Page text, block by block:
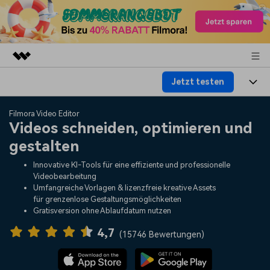
Dienstprogramme
Business
Überblick
Lösungen
Über uns
Presseraum
Support
Jetzt testen
Produkte
Plattformen
Funktionen
Assets
KI
Video/Foto
Audio
Lösungen
Video-Lösungen
Ressourcen
Video-Prompts
Über 100 heiße Video-
Meisterkurs
Beherrschen Sie
Hilfe-Center
Erste Schritte
Filmora Video Editor
Videos schneiden, optimieren und
gestalten
Innovative KI-Tools für eine effiziente und professionelle
Videobearbeitung
Umfangreiche Vorlagen & lizenzfreie kreative Assets
für grenzenlose Gestaltungsmöglichkeiten
Gratisversion ohne Ablaufdatum nutzen
4,7 (15746 Bewertungen)